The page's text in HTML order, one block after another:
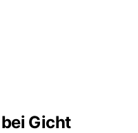
Gicht